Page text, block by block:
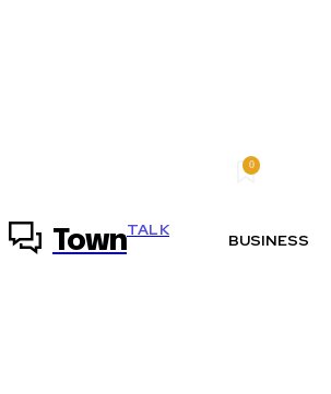
0
TownTALK
BUSINESS